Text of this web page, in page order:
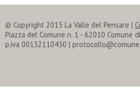
© Copyright 2015 La Valle del Pensare |
Piazza del Comune n. 1 - 62010 Comune
p.iva 00132110430 |